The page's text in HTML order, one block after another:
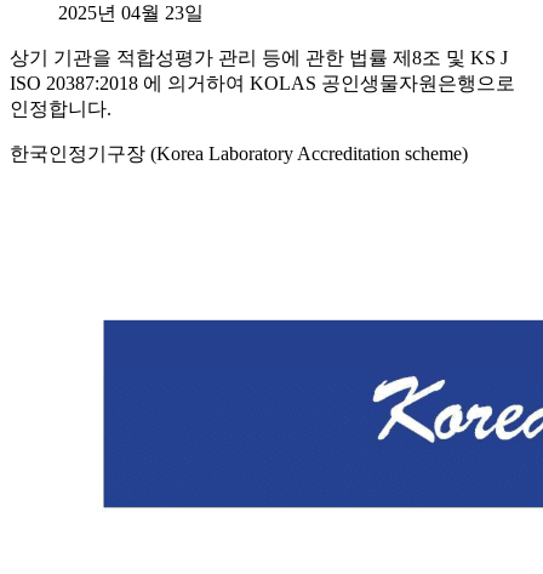
2025년 04월 23일
상기 기관을 적합성평가 관리 등에 관한 법률 제8조 및 KS J
ISO 20387:2018 에 의거하여 KOLAS 공인생물자원은행으로
인정합니다.
한국인정기구장 (Korea Laboratory Accreditation scheme)